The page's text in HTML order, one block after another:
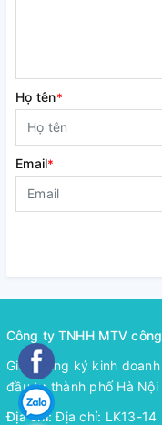
Họ tên*
Email*
Công ty TNHH MTV
Giấy đăng ký kinh
đầu tư thành phố Hà
Địa chỉ:Địa chỉ: LK13-14